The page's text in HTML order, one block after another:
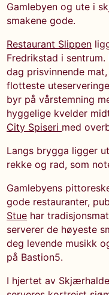
Gamlebyen og ute i
smakene gode.
Restaurant Slippen
Fredrikstad i
dag prisvinnende
flotteste
byr på vårstemning
hyggelige kvelder
City Spiseri med
Langs brygga ligger
rekke og rad, som
Gamlebyens
gode restauranter,
Stue har
serverer de høyeste
deg levende musikk
på Bastion5.
I hjertet av